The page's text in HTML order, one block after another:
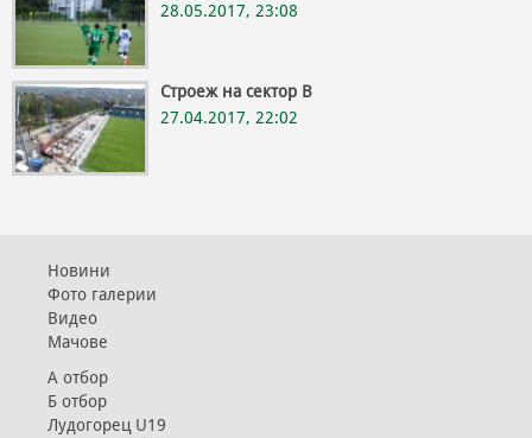
28.05.2017, 23:08
Строеж на сектор В
27.04.2017, 22:02
Новини
Фото галерии
Видео
Мачове
А отбор
Б отбор
Лудогорец U19